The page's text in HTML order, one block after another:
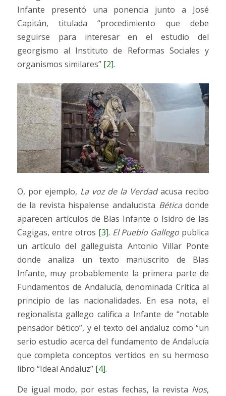
Infante presentó una ponencia junto a José
Capitán, titulada “procedimiento que debe
seguirse para interesar en el estudio del
georgismo al Instituto de Reformas Sociales y
organismos similares” [2].
O, por ejemplo, La voz de la Verdadacusa recibo
de la revista hispalense andalucista Béticadonde
aparecen artículos de Blas Infante o Isidro de las
Cagigas, entre otros [3]. El Pueblo Gallego publica
un artículo del galleguista Antonio Villar Ponte
donde analiza un texto manuscrito de Blas
Infante, muy probablemente la primera parte de
Fundamentos de Andalucía, denominada Crítica al
principio de las nacionalidades. En esa nota, el
regionalista gallego califica a Infante de “notable
pensador bético”, y el texto del andaluz como “un
serio estudio acerca del fundamento de Andalucía
que completa conceptos vertidos en su hermoso
libro “Ideal Andaluz” [4].
De igual modo, por estas fechas, la revista Nos,